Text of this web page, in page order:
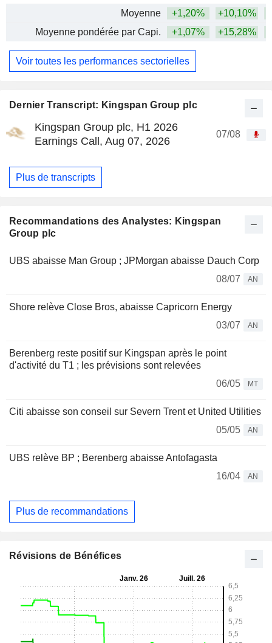
Dernier Transcript: Kingspan Group plc
Kingspan Group plc, H1 2026
Earnings Call, Aug 07, 2026
07/08
Plus de transcripts
Recommandations des Analystes: Kingspan
Group plc
UBS abaisse Man Group ; JPMorgan abaisse Dauch Corp
08/07
AN
Shore relève Close Bros, abaisse Capricorn Energy
03/07
AN
Berenberg reste positif sur Kingspan après le point
d'activité du T1 ; les prévisions sont relevées
06/05
MT
Citi abaisse son conseil sur Severn Trent et United Utilities
05/05
AN
UBS relève BP ; Berenberg abaisse Antofagasta
16/04
AN
Plus de recommandations
Moyenne
+1,20% +10,10%
Moyenne pondérée par Capi.
+1,07% +15,28%
Voir toutes les performances sectorielles
Révisions de Bénéfices